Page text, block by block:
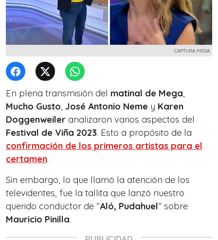
CAPTURA MEGA
En plena transmisión del matinal de Mega,
Mucho Gusto, José Antonio Neme y Karen
Doggenweiler analizaron varios aspectos del
Festival de Viña 2023. Esto a propósito de la
confirmación de los primeros artistas para el
certamen.
Sin embargo, lo que llamó la atención de los
televidentes, fue la tallita que lanzó nuestro
querido conductor de “Aló, Pudahuel” sobre
Mauricio Pinilla.